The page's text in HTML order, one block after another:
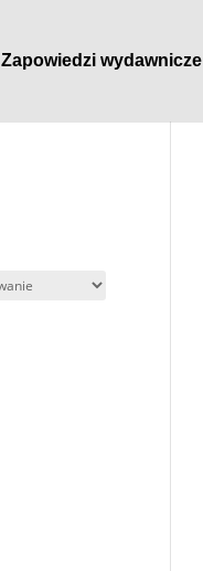
Zapowiedzi wydawnicze